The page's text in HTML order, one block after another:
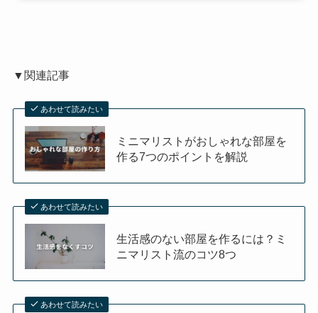
▼関連記事
あわせて読みたい
ミニマリストがおしゃれな部屋を
作る7つのポイントを解説
あわせて読みたい
生活感のない部屋を作るには？ミ
ニマリスト流のコツ8つ
あわせて読みたい